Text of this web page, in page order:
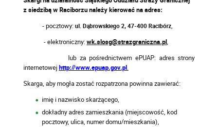
z siedzibą w Raciborzu należy kierować na adres:
- pocztowy: ul. Dąbrowskiego 2, 47-400 Racibórz,
- elektroniczny:wk.slosg@strazgraniczna.pl,
lub za pośrednictwem ePUAP: adres strony
internetowej http://www.epuap.gov.pl.
Skarga, aby mogła zostać rozpatrzona powinna zawierać:
imię i nazwisko skarżącego,
dokładny adres zamieszkania (miejscowość, kod
pocztowy, ulica, numer domu/mieszkania),